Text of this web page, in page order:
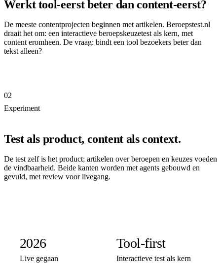
Werkt tool-eerst beter dan content-eerst?
De meeste contentprojecten beginnen met artikelen. Beroepstest.nl
draait het om: een interactieve beroepskeuzetest als kern, met
content eromheen. De vraag: bindt een tool bezoekers beter dan
tekst alleen?
02
Experiment
Test als product, content als context.
De test zelf is het product; artikelen over beroepen en keuzes voeden
de vindbaarheid. Beide kanten worden met agents gebouwd en
gevuld, met review voor livegang.
2026
Live gegaan
Tool-first
Interactieve test als kern